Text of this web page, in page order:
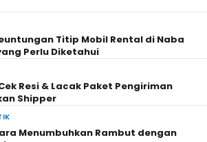
Titip Mobil Rental di Naba
Perlu Diketahui
Resi & Lacak Paket Pengiriman
Shipper
Menumbuhkan Rambut dengan